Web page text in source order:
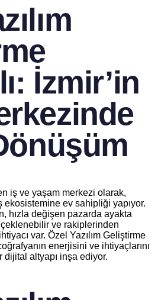
İzmir’in
iş ve yaşam merkezi olarak,
ev sahipliği yapıyor.
hızla değişen pazarda ayakta
ve rakiplerinden
var. Özel Yazılım Geliştirme
enerjisini ve ihtiyaçlarını
altyapı inşa ediyor.